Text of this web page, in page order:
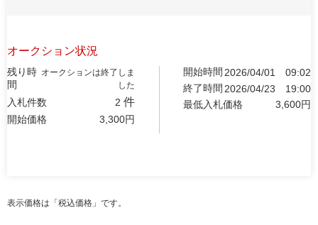
オークション状況
残り時
間
オークションは終了しま
した
入札件数 2 件
開始価格 3,300円
開始時間 2026/04/01
09:02
終了時間 2026/04/23
19:00
最低入札価格
3,600円
表示価格は「税込価格」です。